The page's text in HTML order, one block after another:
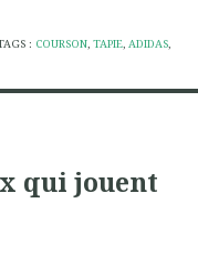
: COURSON,TAPIE,ADIDAS,
qui jouent